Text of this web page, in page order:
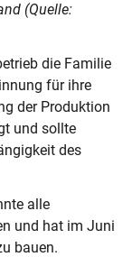
(Quelle:
die Familie
für ihre
der Produktion
und sollte
des
alle
und hat im Juni
bauen.